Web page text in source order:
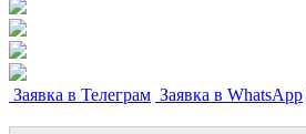
Заявка в Телеграм Заявка в WhatsApp